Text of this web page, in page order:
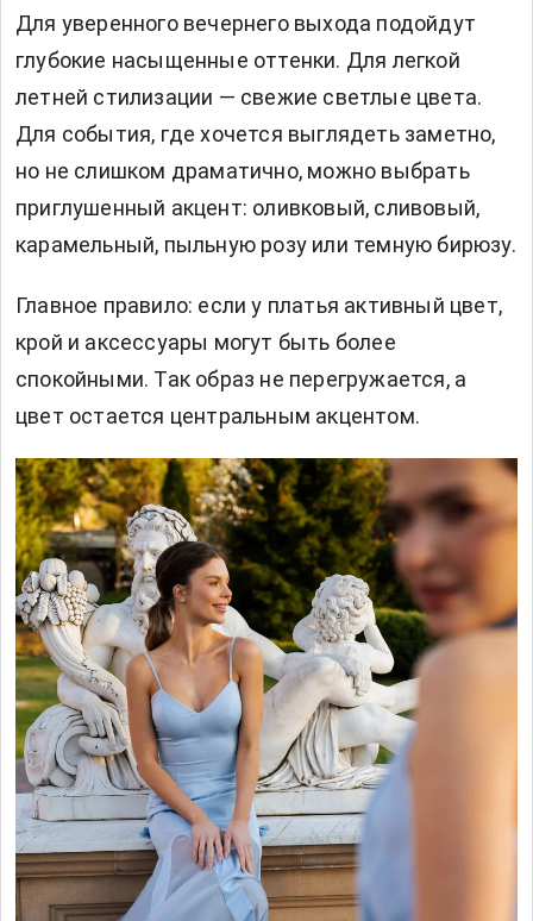
Для уверенного вечернего выхода подойдут
глубокие насыщенные оттенки. Для легкой
летней стилизации — свежие светлые цвета.
Для события, где хочется выглядеть заметно,
но не слишком драматично, можно выбрать
приглушенный акцент: оливковый, сливовый,
карамельный, пыльную розу или темную бирюзу.
Главное правило: если у платья активный цвет,
крой и аксессуары могут быть более
спокойными. Так образ не перегружается, а
цвет остается центральным акцентом.